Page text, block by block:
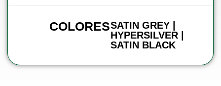
COLORESSATIN GREY |
HYPERSILVER |
SATIN BLACK